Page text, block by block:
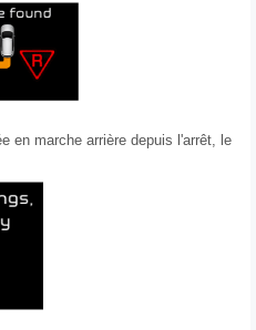
en marche arrière depuis l'arrêt, le